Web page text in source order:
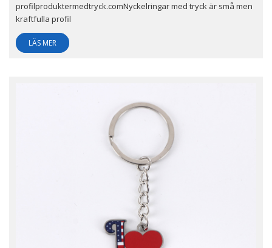
profilproduktermedtryck.comNyckelringar med tryck är små men
kraftfulla profil
LÄS MER